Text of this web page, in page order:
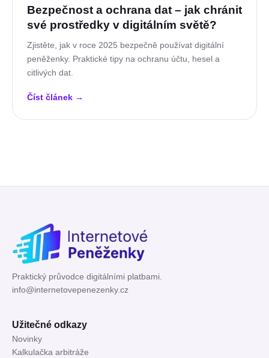
Bezpečnost a ochrana dat – jak chránit
své prostředky v digitálním světě?
Zjistěte, jak v roce 2025 bezpečně používat digitální
peněženky. Praktické tipy na ochranu účtu, hesel a
citlivých dat.
Číst článek →
Praktický průvodce digitálními platbami.
info@internetovepenezenky.cz
Užitečné odkazy
Novinky
Kalkulačka arbitráže